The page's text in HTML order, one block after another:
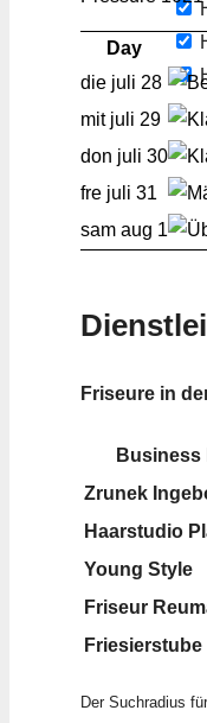
Day
die juli 28
mit juli 29
don juli 30
fre juli 31
sam aug 1
Friseure in
Business
Zrunek
Haarstudio
Young Style
Friseur
Friesierstube
Der Suchradius